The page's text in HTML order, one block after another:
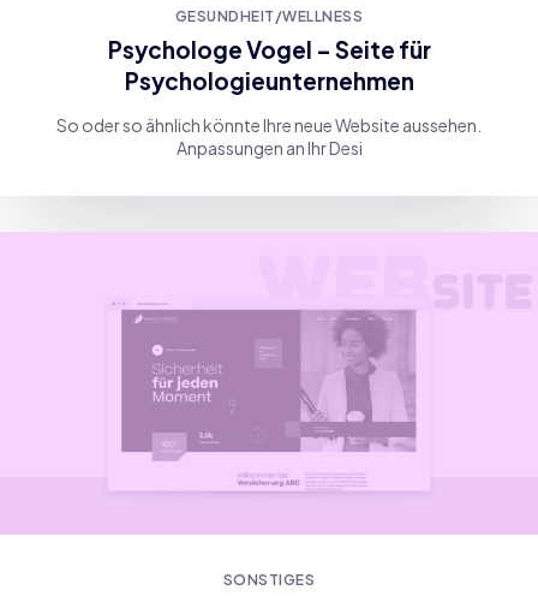
GESUNDHEIT/WELLNESS
Psychologe Vogel – Seite für
Psychologieunternehmen
So oder so ähnlich könnte Ihre neue Website aussehen.
Anpassungen an Ihr Desi
SONSTIGES